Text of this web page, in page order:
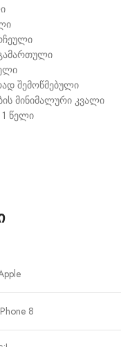
შემოწმებული
მინიმალური კვალი
1 წელი
8